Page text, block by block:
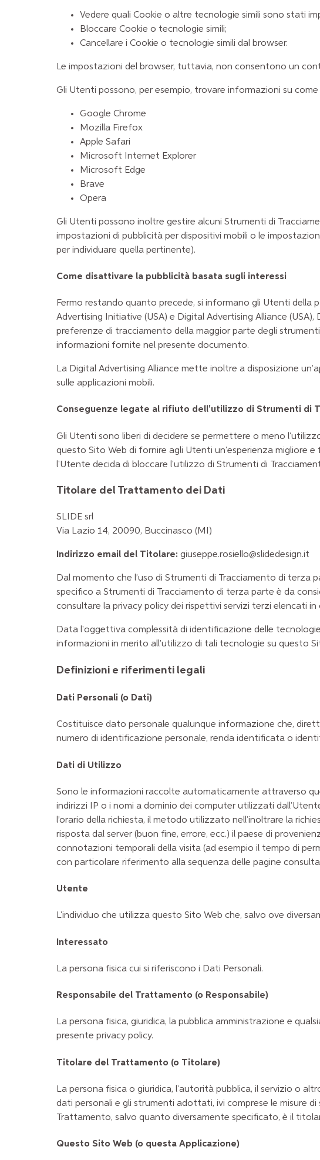
Vedere quali Cookie o altre tecnologie simili sono stati
Bloccare Cookie o tecnologie simili;
Cancellare i Cookie o tecnologie simili dal browser.
Le impostazioni del browser, tuttavia, non consentono un
Gli Utenti possono, per esempio, trovare informazioni su
Google Chrome
Mozilla Firefox
Apple Safari
Microsoft Internet Explorer
Microsoft Edge
Brave
Opera
Gli Utenti possono inoltre gestire alcuni Strumenti di
impostazioni di pubblicità per dispositivi mobili o le
per individuare quella pertinente).
Come disattivare la pubblicità basata sugli interessi
Fermo restando quanto precede, si informano gli Utenti della
Advertising Initiative (USA) e Digital Advertising Alliance (USA),
preferenze di tracciamento della maggior parte degli
informazioni fornite nel presente documento.
La Digital Advertising Alliance mette inoltre a disposizione
sulle applicazioni mobili.
Conseguenze legate al rifiuto dell'utilizzo di Strumenti di
Gli Utenti sono liberi di decidere se permettere o meno
questo Sito Web di fornire agli Utenti un'esperienza migliore
l'Utente decida di bloccare l'utilizzo di Strumenti di
Titolare del Trattamento dei Dati
SLIDE srl
Via Lazio 14, 20090, Buccinasco (MI)
Indirizzo email del Titolare: giuseppe.rosiello@slidedesign.it
Dal momento che l’uso di Strumenti di Tracciamento di
specifico a Strumenti di Tracciamento di terza parte è da
consultare la privacy policy dei rispettivi servizi terzi elencati
Data l'oggettiva complessità di identificazione delle
informazioni in merito all'utilizzo di tali tecnologie su questo
Definizioni e riferimenti legali
Dati Personali (o Dati)
Costituisce dato personale qualunque informazione che,
numero di identificazione personale, renda identificata o
Dati di Utilizzo
Sono le informazioni raccolte automaticamente attraverso
indirizzi IP o i nomi a dominio dei computer utilizzati
l’orario della richiesta, il metodo utilizzato nell’inoltrare la
risposta dal server (buon fine, errore, ecc.) il paese di
connotazioni temporali della visita (ad esempio il tempo di
con particolare riferimento alla sequenza delle pagine
Utente
L'individuo che utilizza questo Sito Web che, salvo ove
Interessato
La persona fisica cui si riferiscono i Dati Personali.
Responsabile del Trattamento (o Responsabile)
La persona fisica, giuridica, la pubblica amministrazione e
presente privacy policy.
Titolare del Trattamento (o Titolare)
La persona fisica o giuridica, l'autorità pubblica, il servizio o
dati personali e gli strumenti adottati, ivi comprese le misure
Trattamento, salvo quanto diversamente specificato, è il
Questo Sito Web (o questa Applicazione)